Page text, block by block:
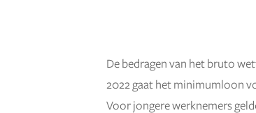
De bedragen van het bruto
2022 gaat het minimumloon
Voor jongere werknemers